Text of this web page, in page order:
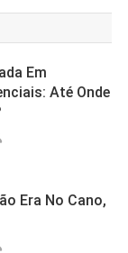
Em
Até Onde
Era No Cano,